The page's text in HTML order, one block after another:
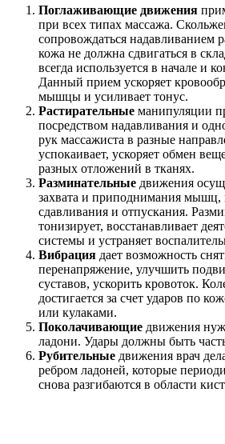
Поглаживающие движения
при всех типах массажа.
сопровождаться надавливанием
кожа не должна сдвигаться в
всегда используется в начале и
Данный прием ускоряет
мышцы и усиливает тонус.
Растирательные манипуляции
посредством надавливания и
рук массажиста в разные
успокаивает, ускоряет обмен
разных отложений в тканях.
Разминательные движения
захвата и приподнимания мышц,
сдавливания и отпускания.
тонизирует, восстанавливает
системы и устраняет
Вибрация дает возможность
перенапряжение, улучшить
суставов, ускорить кровоток.
достигается за счет ударов по
или кулаками.
Поколачивающие движения
ладони. Удары должны быть
Рубительные движения врач
ребром ладоней, которые
снова разгибаются в области